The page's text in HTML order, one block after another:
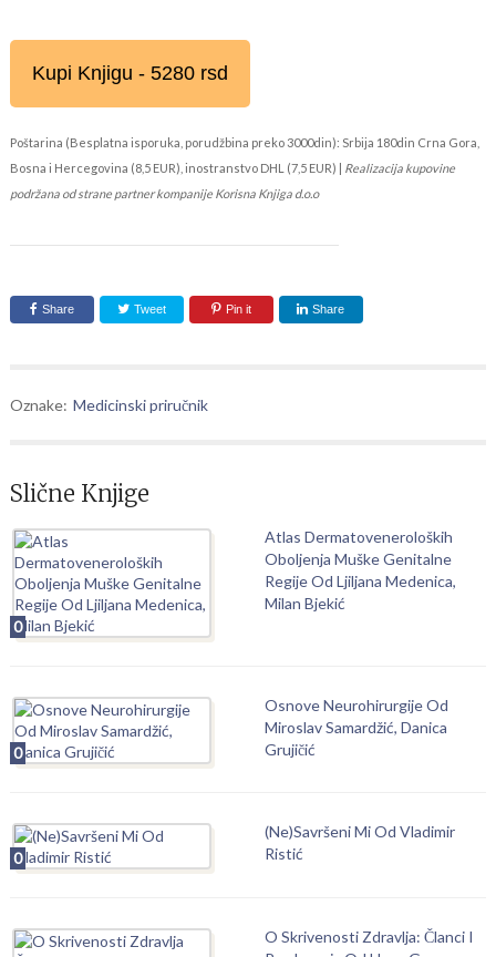
Kupi Knjigu - 5280 rsd
Poštarina (Besplatna isporuka, porudžbina preko 3000din): Srbija 180din Crna Gora,
Bosna i Hercegovina (8,5 EUR), inostranstvo DHL (7,5 EUR) | Realizacija kupovine
podržana od strane partner kompanije Korisna Knjiga d.o.o
Share Tweet Pin it Share
Oznake: Medicinski priručnik
Slične Knjige
0
Atlas Dermatoveneroloških
Oboljenja Muške Genitalne
Regije Od Ljiljana Medenica,
Milan Bjekić
0
Osnove Neurohirurgije Od
Miroslav Samardžić, Danica
Grujičić
0
(Ne)Savršeni Mi Od Vladimir
Ristić
O Skrivenosti Zdravlja: Članci I